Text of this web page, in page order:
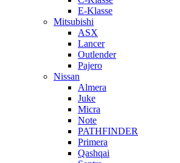
E-Klasse
Mitsubishi
ASX
Lancer
Outlender
Pajero
Nissan
Almera
Juke
Micra
Note
PATHFINDER
Primera
Qashqai